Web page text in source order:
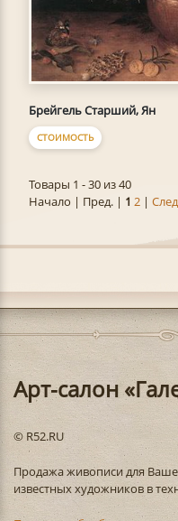
Брейгель Старший, Ян
СТОИМОСТЬ
Товары 1 - 30 из 40
Начало | Пред. | 1 2 |
Арт-салон
© R52.RU
Продажа живописи для
известных художников в